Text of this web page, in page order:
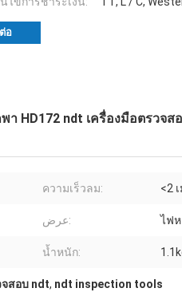
อ
HD172 ndt เครื่องมือตรวจส
ความเร็วลม: <2
عرض: ไฟห
น้ำหนัก:
สอบ ndt, ndt inspection tools